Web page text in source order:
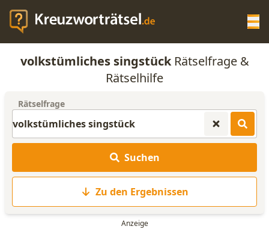
KREUZWORTRÄTSEL-HILFE
ANAGRAMM-GENERATOR
WORTLISTE
volkstümliches singstückRätselfrage &
Rätselhilfe
Rätselfrage
Suchen
Zu den Ergebnissen